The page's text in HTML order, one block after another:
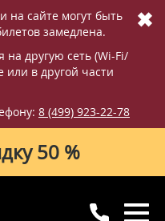
на сайте могут быть
замедлена.
другую сеть (Wi-Fi/
в другой части
8 (499) 923-22-78
✖
50 %